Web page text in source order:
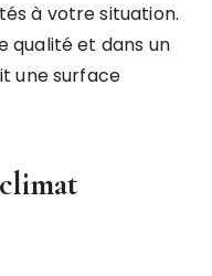
à votre situation.
qualité et dans un
une surface